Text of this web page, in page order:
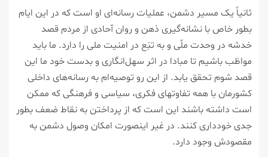
ثانیاً یک مسیر دشمن، عملیات رسانه‌ای او است که در این ایام
بطور خاص با نشانه‌گیری ذهن و روان آحادی از مردم قصد
خدشه در وحدت ملّی و به تبَع در امنیت ملی را دارد. ما باید
مواظب باشیم تا مبادا در اثر سهل‌انگاری و بدست خود ما این
قصد شوم تحقق یابد. از این رو توصیه‌ام به رسانه‌های داخلی
کشورمان با همه تفاوتهای فکری، سیاسی و فرهنگی که ممکن
است داشته باشند این است که از پرداختن به نقاط ضعف بطور
جدی خودداری کنند. در غیر اینصورت امکان وصول دشمن به
مقصودش وجود دارد.